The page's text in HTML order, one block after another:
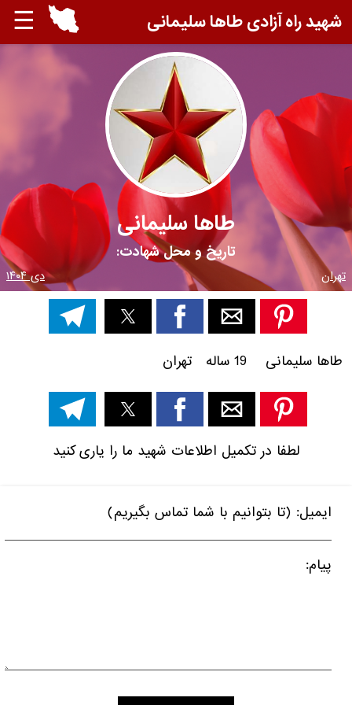
☰ شهید راه آزادی طاها سلیمانی
طاها سلیمانی
تاریخ و محل شهادت:
تهران دی ۱۴۰۴
طاها سلیمانی 19 ساله تهران
لطفا در تکمیل اطلاعات شهید ما را یاری کنید
ایمیل: (تا بتوانیم با شما تماس بگیریم)
پیام: